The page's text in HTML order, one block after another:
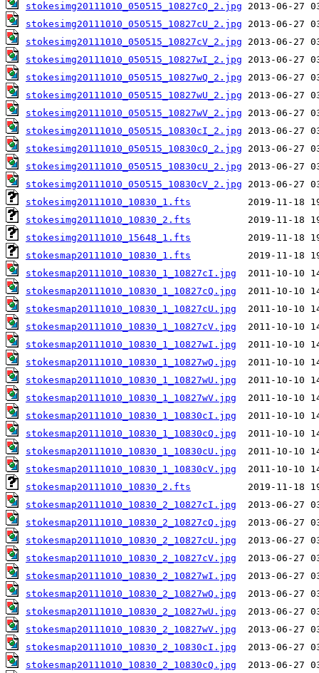
stokesimg20111010_050515_10827cQ_2.jpg
stokesimg20111010_050515_10827cU_2.jpg
stokesimg20111010_050515_10827cV_2.jpg
stokesimg20111010_050515_10827wI_2.jpg
stokesimg20111010_050515_10827wQ_2.jpg
stokesimg20111010_050515_10827wU_2.jpg
stokesimg20111010_050515_10827wV_2.jpg
stokesimg20111010_050515_10830cI_2.jpg
stokesimg20111010_050515_10830cQ_2.jpg
stokesimg20111010_050515_10830cU_2.jpg
stokesimg20111010_050515_10830cV_2.jpg
stokesimg20111010_10830_1.fts
stokesimg20111010_10830_2.fts
stokesimg20111010_15648_1.fts
stokesmap20111010_10830_1.fts
stokesmap20111010_10830_1_10827cI.jpg
stokesmap20111010_10830_1_10827cQ.jpg
stokesmap20111010_10830_1_10827cU.jpg
stokesmap20111010_10830_1_10827cV.jpg
stokesmap20111010_10830_1_10827wI.jpg
stokesmap20111010_10830_1_10827wQ.jpg
stokesmap20111010_10830_1_10827wU.jpg
stokesmap20111010_10830_1_10827wV.jpg
stokesmap20111010_10830_1_10830cI.jpg
stokesmap20111010_10830_1_10830cQ.jpg
stokesmap20111010_10830_1_10830cU.jpg
stokesmap20111010_10830_1_10830cV.jpg
stokesmap20111010_10830_2.fts
stokesmap20111010_10830_2_10827cI.jpg
stokesmap20111010_10830_2_10827cQ.jpg
stokesmap20111010_10830_2_10827cU.jpg
stokesmap20111010_10830_2_10827cV.jpg
stokesmap20111010_10830_2_10827wI.jpg
stokesmap20111010_10830_2_10827wQ.jpg
stokesmap20111010_10830_2_10827wU.jpg
stokesmap20111010_10830_2_10827wV.jpg
stokesmap20111010_10830_2_10830cI.jpg
stokesmap20111010_10830_2_10830cQ.jpg